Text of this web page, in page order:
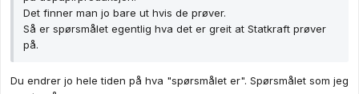
Det finner man jo bare ut hvis de prøver.
Så er spørsmålet egentlig hva det er greit at Statkraft prøver
på.
Du endrer jo hele tiden på hva "spørsmålet er". Spørsmålet som jeg